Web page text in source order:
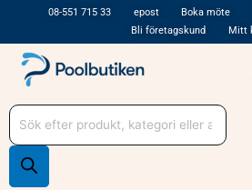
till
innehåll
08-551 715 33 epost Boka möte
Bli företagskund
Mitt
Produktsökning